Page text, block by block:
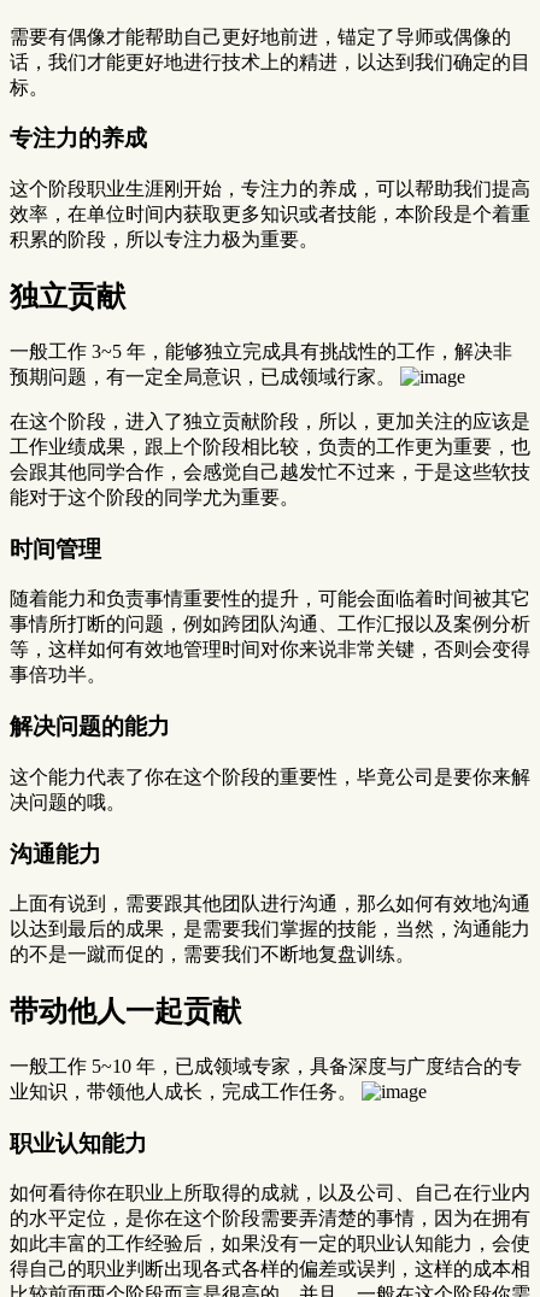
需要有偶像才能帮助自己更好地前进，锚定了导师或偶像的
话，我们才能更好地进行技术上的精进，以达到我们确定的目
标。
专注力的养成
这个阶段职业生涯刚开始，专注力的养成，可以帮助我们提高
效率，在单位时间内获取更多知识或者技能，本阶段是个着重
积累的阶段，所以专注力极为重要。
独立贡献
一般工作 3~5 年，能够独立完成具有挑战性的工作，解决非
预期问题，有一定全局意识，已成领域行家。
在这个阶段，进入了独立贡献阶段，所以，更加关注的应该是
工作业绩成果，跟上个阶段相比较，负责的工作更为重要，也
会跟其他同学合作，会感觉自己越发忙不过来，于是这些软技
能对于这个阶段的同学尤为重要。
时间管理
随着能力和负责事情重要性的提升，可能会面临着时间被其它
事情所打断的问题，例如跨团队沟通、工作汇报以及案例分析
等，这样如何有效地管理时间对你来说非常关键，否则会变得
事倍功半。
解决问题的能力
这个能力代表了你在这个阶段的重要性，毕竟公司是要你来解
决问题的哦。
沟通能力
上面有说到，需要跟其他团队进行沟通，那么如何有效地沟通
以达到最后的成果，是需要我们掌握的技能，当然，沟通能力
的不是一蹴而促的，需要我们不断地复盘训练。
带动他人一起贡献
一般工作 5~10 年，已成领域专家，具备深度与广度结合的专
业知识，带领他人成长，完成工作任务。
职业认知能力
如何看待你在职业上所取得的成就，以及公司、自己在行业内
的水平定位，是你在这个阶段需要弄清楚的事情，因为在拥有
如此丰富的工作经验后，如果没有一定的职业认知能力，会使
得自己的职业判断出现各式各样的偏差或误判，这样的成本相